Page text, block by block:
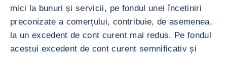
mici la bunuri și servicii, pe fondul unei încetiniri
preconizate a comerțului, contribuie, de asemenea,
la un excedent de cont curent mai redus. Pe fondul
acestui excedent de cont curent semnificativ și